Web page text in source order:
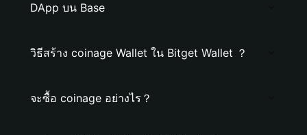
DApp บน Base
วิธีสร้าง coinage Wallet ใน Bitget Wallet ？
จะซื้อ coinage อย่างไร？